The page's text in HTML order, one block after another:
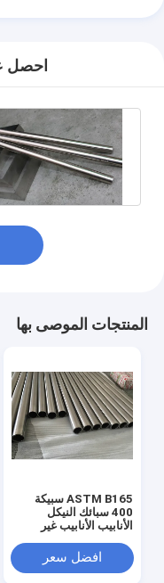
احصل
المنتجات الموصى بها
ASTM B165 سبيكة
400 سبائك النيكل
الأنابيب الأنابيب غير
افضل سعر